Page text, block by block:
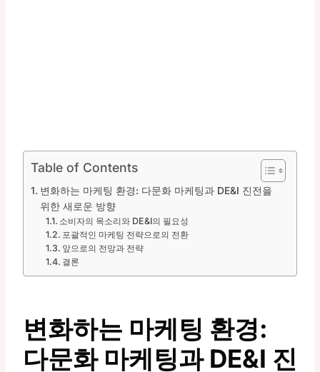
Table of Contents
변화하는 마케팅 환경: 다문화 마케팅과 DE&I 진전을
위한 새로운 방향
소비자의 목소리와 DE&I의 필요성
포괄적인 마케팅 전략으로의 전환
앞으로의 전망과 전략
결론
변화하는 마케팅 환경:
다문화 마케팅과 DE&I 진